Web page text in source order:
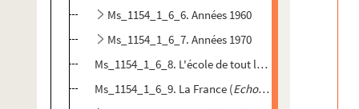
Ms_1154_1_6_6. Années 1960
Ms_1154_1_6_7. Années 1970
Ms_1154_1_6_8. L'école de tout le monde (
Ms_1154_1_6_9. La France (Echo de Genève